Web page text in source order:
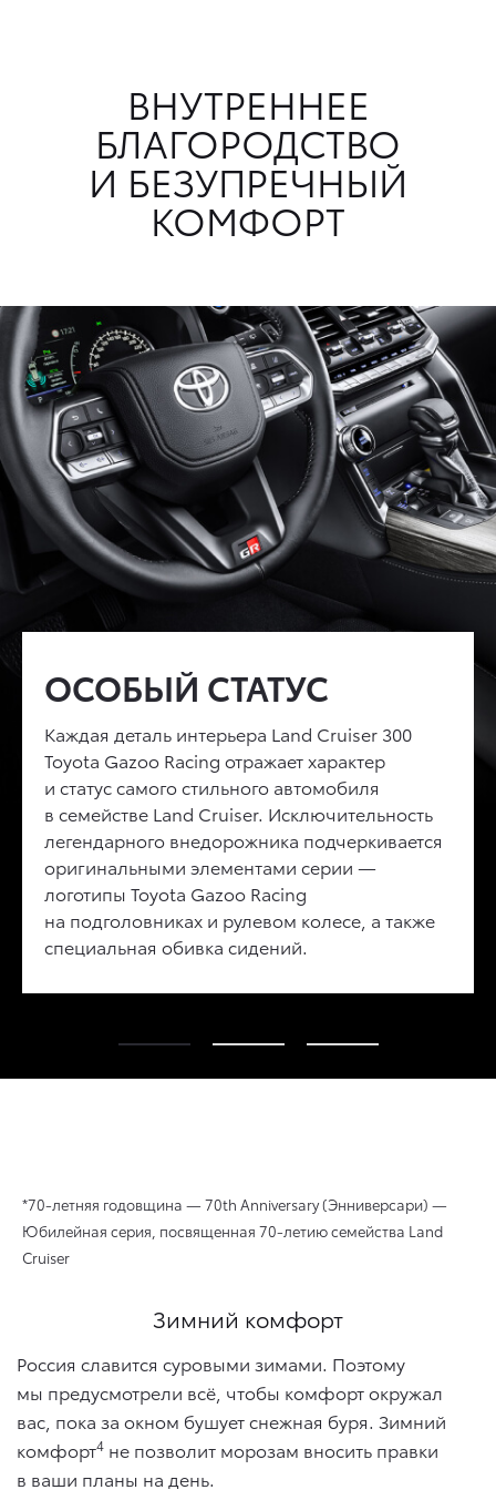
ВНУТРЕННЕЕ
БЛАГОРОДСТВО
И БЕЗУПРЕЧНЫЙ
КОМФОРТ
ОСОБЫЙ СТАТУС
Каждая деталь интерьера Land Cruiser 300
Toyota Gazoo Racing отражает характер
и статус самого стильного автомобиля
в семействе Land Cruiser. Исключительность
легендарного внедорожника подчеркивается
оригинальными элементами серии —
логотипы Toyota Gazoo Racing
на подголовниках и рулевом колесе, а также
специальная обивка сидений.
ПРЕМИАЛЬНЫЙ
ИНТЕРЬЕР
Безупречный комфорт абсолютно нового
Land Cruiser 300достигается благодаря
четырехзонному климат-контролю, который
позволяет создать отдельный микроклимат
для каждого пассажира, ионизатору воздуха
nanoe, который очищает и обеззараживает
воздух в салоне, материалам премиального
качества и кожаной обивке сидений.
ПРОДВИНУТЫЕ
ТЕХНОЛОГИИ
Дисплей 7'' на панели приборов,
проекционный дисплей на лобовое стекло
поколения с экраном 12,3'' и поддержкой
Apple Carplay© и Android Auto© позволяют
использовать все функции автомобиля
с комфортом и не отвлекаясь от вождения.
*70-летняя годовщина — 70th Anniversary (Энниверсари) —
Юбилейная серия, посвященная 70-летию семейства Land
Cruiser
Зимний комфорт
Россия славится суровыми зимами. Поэтому
мы предусмотрели всё, чтобы комфорт окружал
вас, пока за окном бушует снежная буря. Зимний
комфорт4 не позволит морозам вносить правки
в ваши планы на день.